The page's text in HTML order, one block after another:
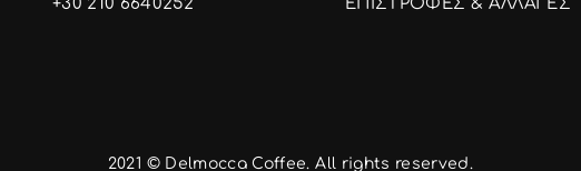
2021 © Delmocca Coffee. All rights reserved.